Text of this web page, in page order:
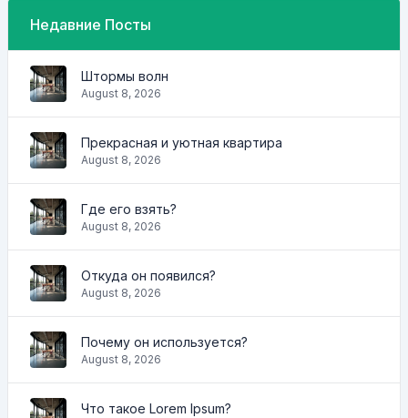
Недавние Посты
Штормы волн
August 8, 2026
Прекрасная и уютная квартира
August 8, 2026
Где его взять?
August 8, 2026
Откуда он появился?
August 8, 2026
Почему он используется?
August 8, 2026
Что такое Lorem Ipsum?